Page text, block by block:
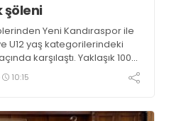
şöleni
Yeni Kandıraspor ile
U12 yaş kategorilerindeki
karşılaştı. Yaklaşık 100
maçların ardından
lezzeti mancarlı pide ve
10:15